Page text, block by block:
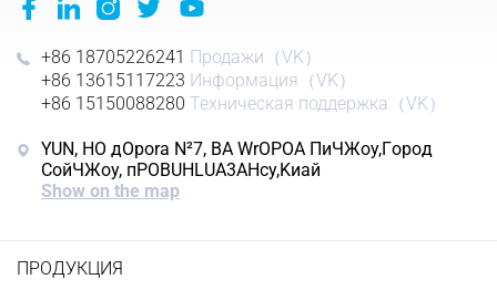
+86 18705226241 Продажи（VK）
+86 13615117223 Информация（VK）
+86 15150088280 Техническая поддержка（VK）
YUN, HO дOpora N²7, BA WrOPOA ΠиЧЖoy,Гopoд
CoйЧЖoy, пPOBUHLUA3AHcy,Kиaй
Show on the map
ПРОДУКЦИЯ